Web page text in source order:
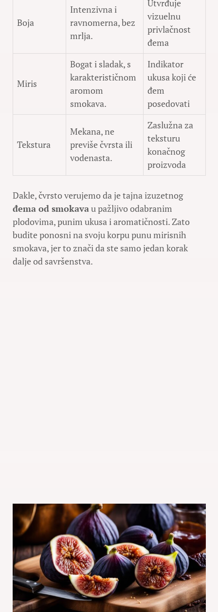
Boja
Intenzivna i
ravnomerna, bez
mrlja.
Utvrđuje
vizuelnu
privlačnost
đema
Miris
Bogat i sladak, s
karakterističnom
aromom
smokava.
Indikator
ukusa koji će
đem
posedovati
Tekstura
Mekana, ne
previše čvrsta ili
vodenasta.
Zaslužna za
teksturu
konačnog
proizvoda
Dakle, čvrsto verujemo da je tajna izuzetnog
đema od smokavau pažljivo odabranim
plodovima, punim ukusa i aromatičnosti. Zato
budite ponosni na svoju korpu punu mirisnih
smokava, jer to znači da ste samo jedan korak
dalje od savršenstva.